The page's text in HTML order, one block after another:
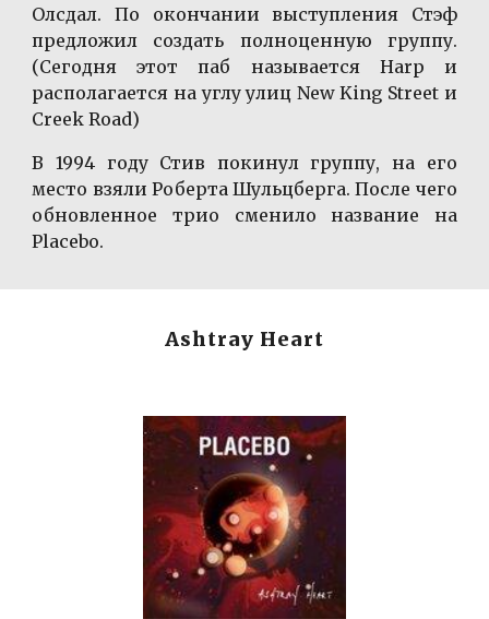
Олсдал. По окончании выступления Стэф
предложил создать полноценную группу.
(Сегодня этот паб называется Harp и
располагается на углу улиц New King Street и
Creek Road)
В 1994 году Стив покинул группу, на его
место взяли Роберта Шульцберга. После чего
обновленное трио сменило название на
Placebo.
Ashtray Heart